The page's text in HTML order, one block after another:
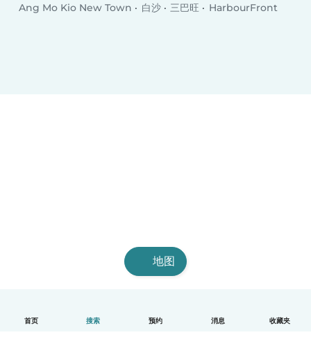
首页 搜索 预约 消息 收藏夹
Ang Mo Kio New Town
白沙 三巴旺 HarbourFront
地图